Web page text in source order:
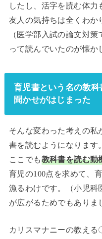
したし、活字を読む体
友人の気持ちは全くわか
（医学部入試の論文対
って読んでいたのが懐か
育児書という名の教
聞かせがはじまった
そんな変わった考えの私
書を読むようになります。
ここでも教科書を読む動
育児の100点を求めて、
漁るわけです。（小児科
が広がるためでもありま
カリスマナニーの教え